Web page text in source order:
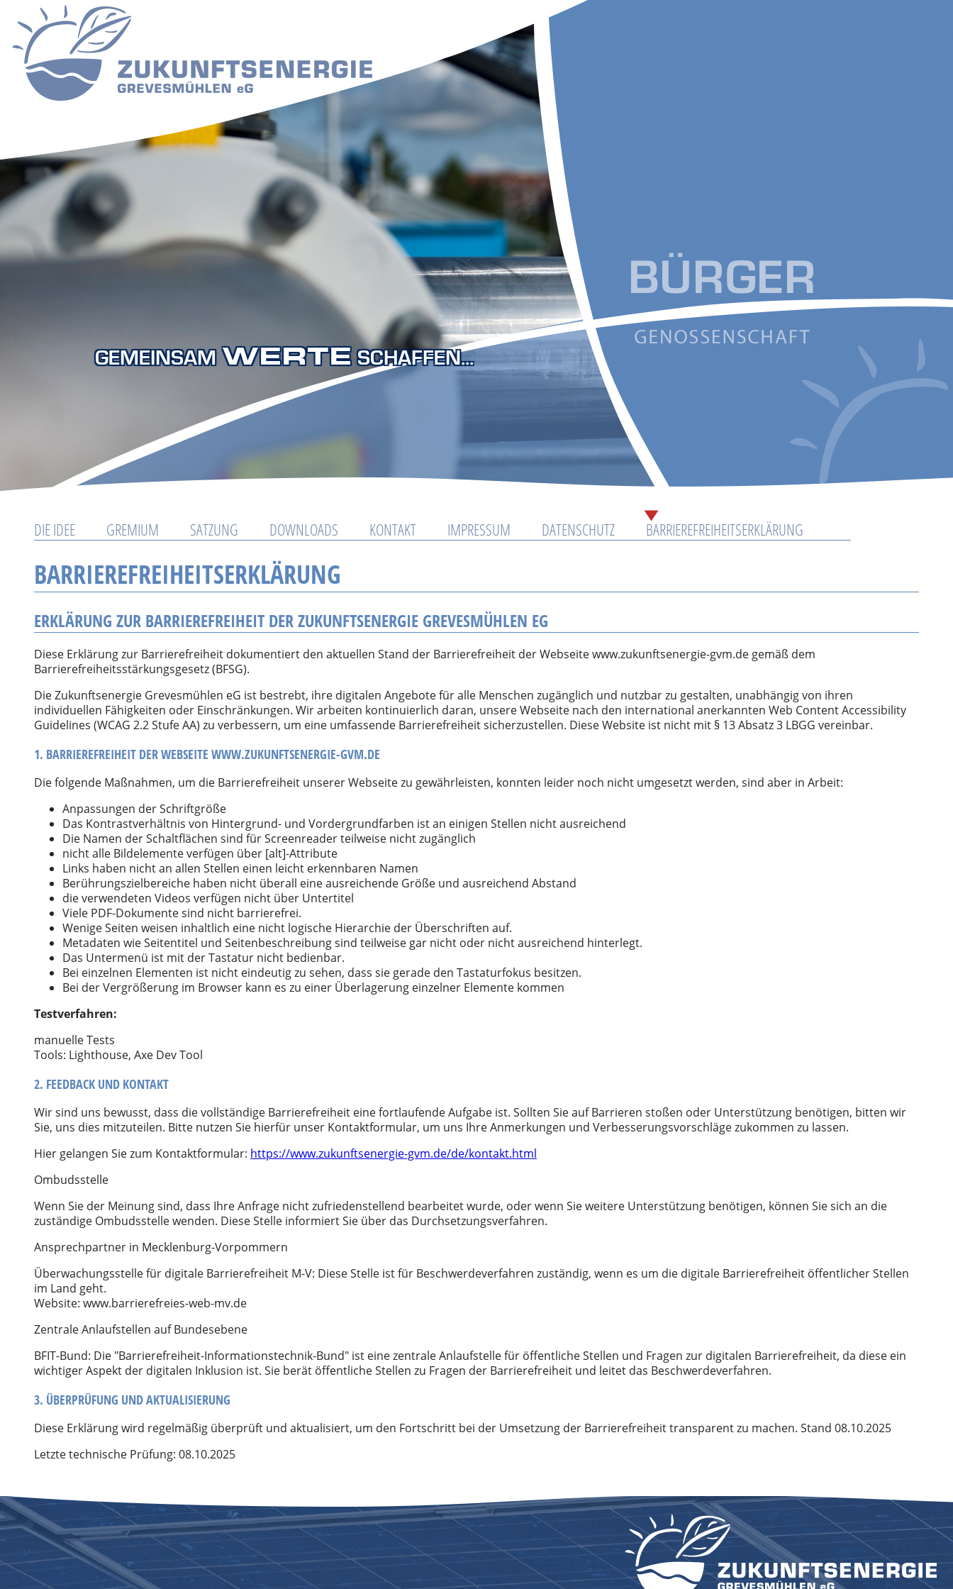
GEMEINSAMWERTESCHAFFEN...
Navigation
überspringen
DIE IDEE GREMIUM SATZUNG DOWNLOADS KONTAKT IMPRESSUM DATENSCHUTZ BARRIEREFREIHEITSERKLÄRUNG
BARRIEREFREIHEITSERKLÄRUNG
ERKLÄRUNG ZUR BARRIEREFREIHEIT DER ZUKUNFTSENERGIE GREVESMÜHLEN EG
Diese Erklärung zur Barrierefreiheit dokumentiert den aktuellen Stand der Barrierefreiheit der Webseite www.zukunftsenergie-gvm.de gemäß dem
Barrierefreiheitsstärkungsgesetz (BFSG).
Die Zukunftsenergie Grevesmühlen eG ist bestrebt, ihre digitalen Angebote für alle Menschen zugänglich und nutzbar zu gestalten, unabhängig von ihren
individuellen Fähigkeiten oder Einschränkungen. Wir arbeiten kontinuierlich daran, unsere Webseite nach den international anerkannten Web Content Accessibility
Guidelines (WCAG 2.2 Stufe AA) zu verbessern, um eine umfassende Barrierefreiheit sicherzustellen. Diese Website ist nicht mit § 13 Absatz 3 LBGG vereinbar.
1. BARRIEREFREIHEIT DER WEBSEITE WWW.ZUKUNFTSENERGIE-GVM.DE
Die folgende Maßnahmen, um die Barrierefreiheit unserer Webseite zu gewährleisten, konnten leider noch nicht umgesetzt werden, sind aber in Arbeit:
Anpassungen der Schriftgröße
Das Kontrastverhältnis von Hintergrund- und Vordergrundfarben ist an einigen Stellen nicht ausreichend
Die Namen der Schaltflächen sind für Screenreader teilweise nicht zugänglich
nicht alle Bildelemente verfügen über [alt]-Attribute
Links haben nicht an allen Stellen einen leicht erkennbaren Namen
Berührungszielbereiche haben nicht überall eine ausreichende Größe und ausreichend Abstand
die verwendeten Videos verfügen nicht über Untertitel
Viele PDF-Dokumente sind nicht barrierefrei.
Wenige Seiten weisen inhaltlich eine nicht logische Hierarchie der Überschriften auf.
Metadaten wie Seitentitel und Seitenbeschreibung sind teilweise gar nicht oder nicht ausreichend hinterlegt.
Das Untermenü ist mit der Tastatur nicht bedienbar.
Bei einzelnen Elementen ist nicht eindeutig zu sehen, dass sie gerade den Tastaturfokus besitzen.
Bei der Vergrößerung im Browser kann es zu einer Überlagerung einzelner Elemente kommen
Testverfahren:
manuelle Tests
Tools: Lighthouse, Axe Dev Tool
2. FEEDBACK UND KONTAKT
Wir sind uns bewusst, dass die vollständige Barrierefreiheit eine fortlaufende Aufgabe ist. Sollten Sie auf Barrieren stoßen oder Unterstützung benötigen, bitten wir
Sie, uns dies mitzuteilen. Bitte nutzen Sie hierfür unser Kontaktformular, um uns Ihre Anmerkungen und Verbesserungsvorschläge zukommen zu lassen.
Hier gelangen Sie zum Kontaktformular: https://www.zukunftsenergie-gvm.de/de/kontakt.html
Ombudsstelle
Wenn Sie der Meinung sind, dass Ihre Anfrage nicht zufriedenstellend bearbeitet wurde, oder wenn Sie weitere Unterstützung benötigen, können Sie sich an die
zuständige Ombudsstelle wenden. Diese Stelle informiert Sie über das Durchsetzungsverfahren.
Ansprechpartner in Mecklenburg-Vorpommern
Überwachungsstelle für digitale Barrierefreiheit M-V: Diese Stelle ist für Beschwerdeverfahren zuständig, wenn es um die digitale Barrierefreiheit öffentlicher Stellen
im Land geht.
Website: www.barrierefreies-web-mv.de
Zentrale Anlaufstellen auf Bundesebene
BFIT-Bund: Die "Barrierefreiheit-Informationstechnik-Bund" ist eine zentrale Anlaufstelle für öffentliche Stellen und Fragen zur digitalen Barrierefreiheit, da diese ein
wichtiger Aspekt der digitalen Inklusion ist. Sie berät öffentliche Stellen zu Fragen der Barrierefreiheit und leitet das Beschwerdeverfahren.
3. ÜBERPRÜFUNG UND AKTUALISIERUNG
Diese Erklärung wird regelmäßig überprüft und aktualisiert, um den Fortschritt bei der Umsetzung der Barrierefreiheit transparent zu machen. Stand 08.10.2025
Letzte technische Prüfung: 08.10.2025